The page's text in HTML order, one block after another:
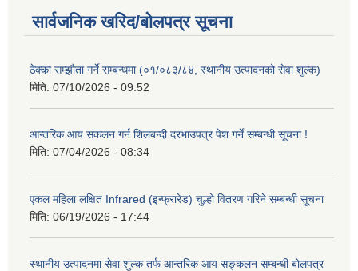
सार्वजनिक खरिद/बोलपत्र सूचना
ठेक्का सम्झौता गर्ने सम्बन्धमा (०१/०८३/८४, स्थानीय उत्पादनको सेवा शुल्क)
मिति: 07/10/2026 - 09:52
आन्तरिक आय संकलन गर्न शिलबन्दी दरभाउपत्र पेश गर्ने सम्बन्धी सूचना !
मिति: 07/04/2026 - 08:34
एकल महिला लक्षित Infrared (इन्फ्रारेड) चुल्हो वितरण गरिने सम्बन्धी सूचना
मिति: 06/19/2026 - 17:44
स्थानीय उत्पादनमा सेवा शुल्क तर्फ आन्तरिक आय सङ्कलन सम्बन्धी बोलपत्र